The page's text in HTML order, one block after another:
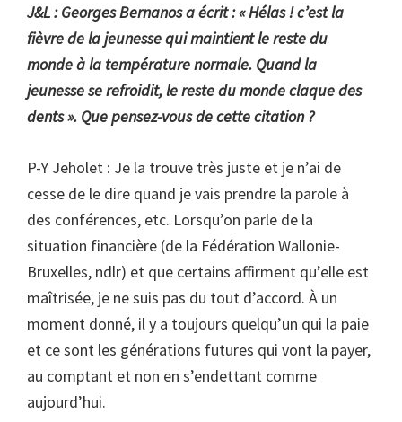
J&L : Georges Bernanos a écrit : « Hélas ! c’est la
fièvre de la jeunesse qui maintient le reste du
monde à la température normale. Quand la
jeunesse se refroidit, le reste du monde claque des
dents ». Que pensez-vous de cette citation ?
P-Y Jeholet : Je la trouve très juste et je n’ai de
cesse de le dire quand je vais prendre la parole à
des conférences, etc. Lorsqu’on parle de la
situation financière (de la Fédération Wallonie-
Bruxelles, ndlr) et que certains affirment qu’elle est
maîtrisée, je ne suis pas du tout d’accord. À un
moment donné, il y a toujours quelqu’un qui la paie
et ce sont les générations futures qui vont la payer,
au comptant et non en s’endettant comme
aujourd’hui.